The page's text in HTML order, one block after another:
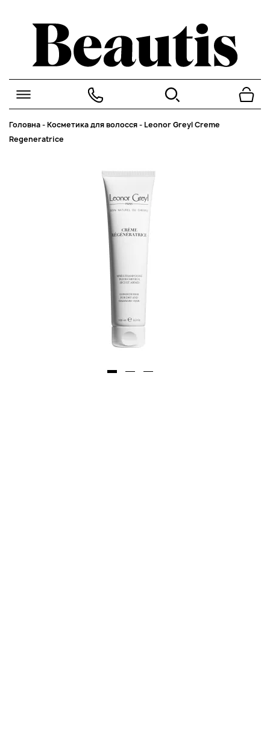
Головна-Косметика для волосся- Leonor Greyl Creme
Regeneratrice